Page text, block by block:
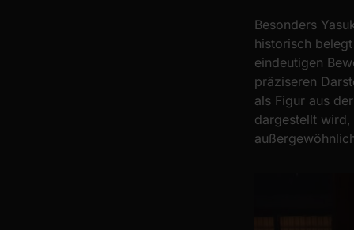
Besonders
historisch
eindeutigen
präziseren
als Figur aus
dargestellt wird,